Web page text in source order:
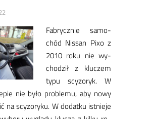
Fa­brycz­nie sa­mo­
chód Nis­san Pi­xo z
2010 ro­ku nie wy­
cho­dził z klu­czem
ty­pu scy­zo­ryk. W
nie by­ło pro­ble­mu, aby no­wy
na scy­zo­ryku. W do­dat­ku ist­nie­je